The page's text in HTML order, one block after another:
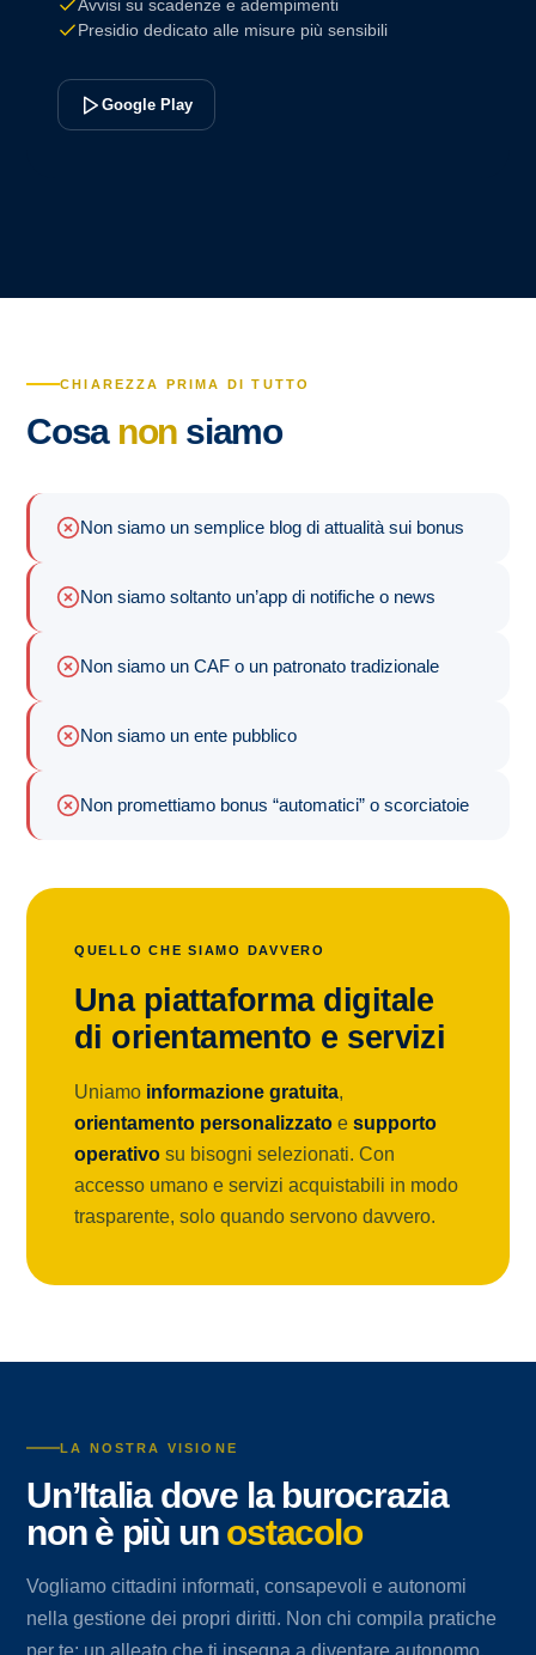
Avvisi su scadenze e adempimenti
Presidio dedicato alle misure più sensibili
Google Play
CHIAREZZA PRIMA DI TUTTO
Cosa non siamo
Non siamo un semplice blog di attualità sui bonus
Non siamo soltanto un’app di notifiche o news
Non siamo un CAF o un patronato tradizionale
Non siamo un ente pubblico
Non promettiamo bonus “automatici” o scorciatoie
QUELLO CHE SIAMO DAVVERO
Una piattaforma digitale
di orientamento e servizi
Uniamo informazione gratuita,
orientamento personalizzato e supporto
operativo su bisogni selezionati. Con
accesso umano e servizi acquistabili in modo
trasparente, solo quando servono davvero.
LA NOSTRA VISIONE
Un’Italia dove la burocrazia
non è più un ostacolo
Vogliamo cittadini informati, consapevoli e autonomi
nella gestione dei propri diritti. Non chi compila pratiche
per te: un alleato che ti insegna a diventare autonomo.